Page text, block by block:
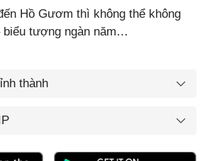
Hồ Gươm thì không thể không
biểu tượng ngàn năm…
thành